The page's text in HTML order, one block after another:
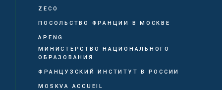
ZECO
ПОСОЛЬСТВО ФРАНЦИИ В МОСКВЕ
APENG
МИНИСТЕРСТВО НАЦИОНАЛЬНОГО
ОБРАЗОВАНИЯ
ФРАНЦУЗСКИЙ ИНСТИТУТ В РОССИИ
MOSKVA ACCUEIL